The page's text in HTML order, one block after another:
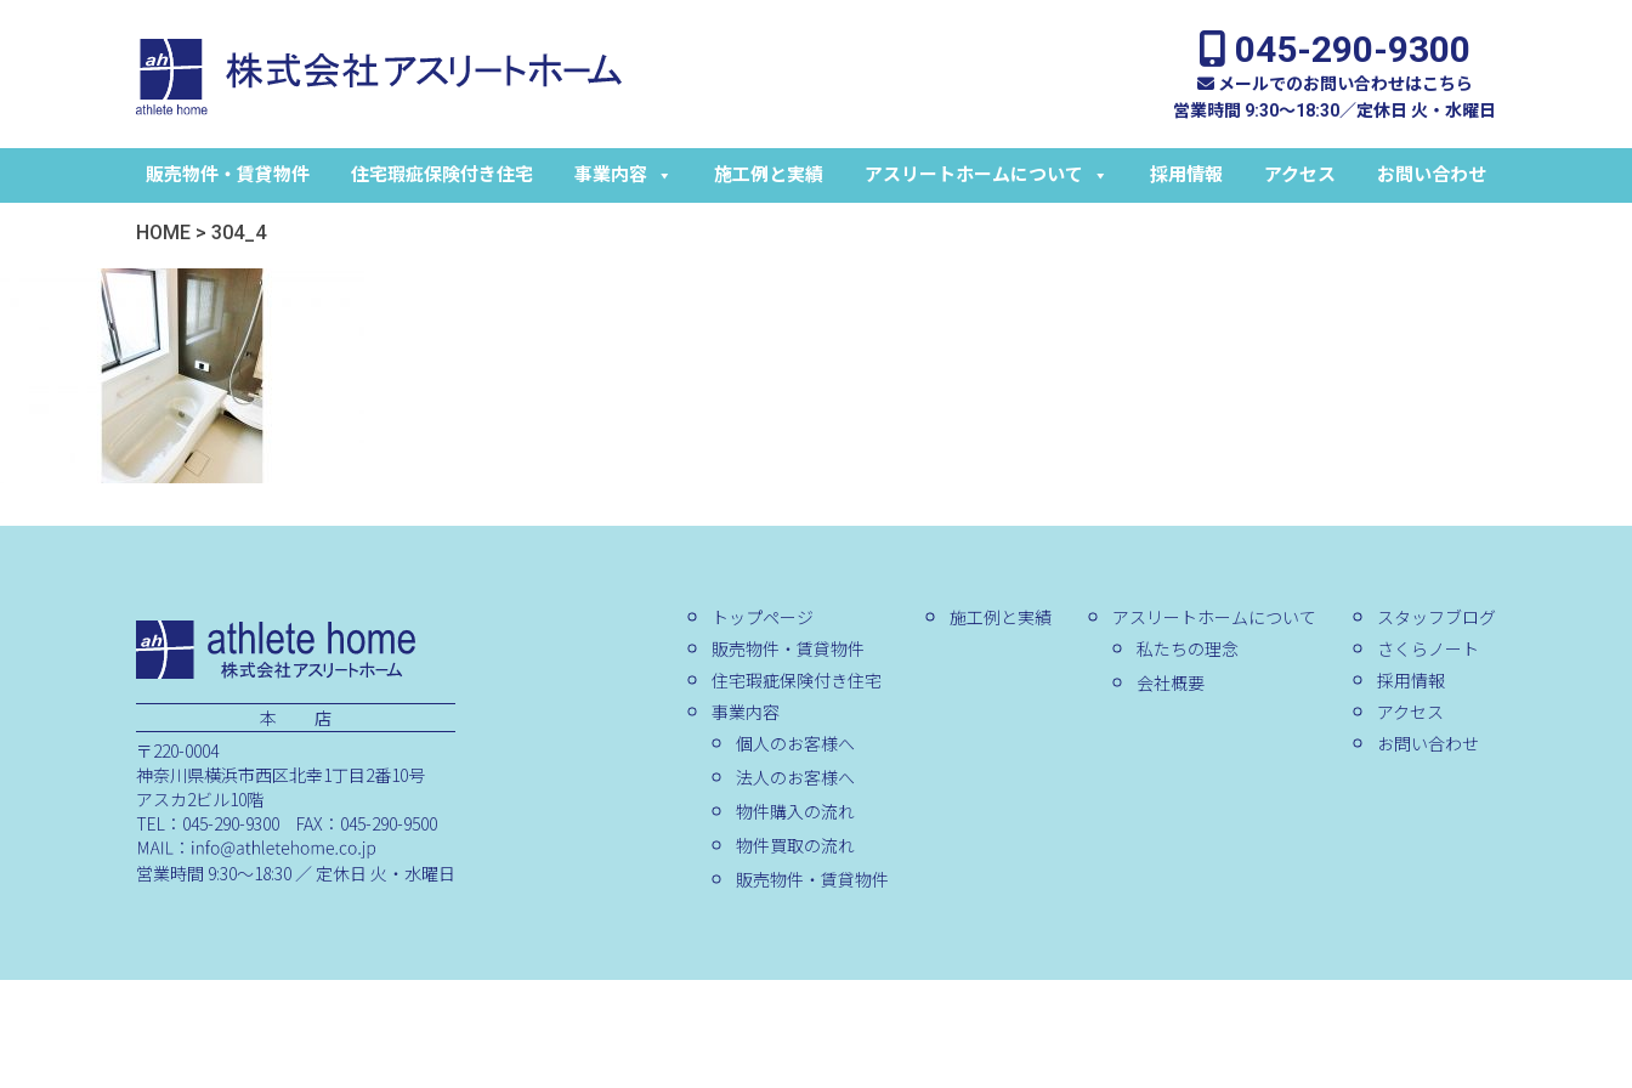
045-290-9300
メールでのお問い合わせはこちら
営業時間 9:30～18:30／定休日 火・水曜日
販売物件・賃貸物件 住宅瑕疵保険付き住宅 事業内容 施工例と実績 アスリートホームについて 採用情報 アクセス お問い合わせ
HOME > 304_4
本 店
〒220-0004
神奈川県横浜市西区北幸1丁目2番10号
アスカ2ビル10階
TEL：045-290-9300 FAX：045-290-9500
営業時間 9:30～18:30 ／ 定休日 火・水曜日
トップページ
販売物件・賃貸物件
住宅瑕疵保険付き住宅
事業内容
個人のお客様へ
法人のお客様へ
物件購入の流れ
物件買取の流れ
販売物件・賃貸物件
施工例と実績
アスリートホームについて
私たちの理念
会社概要
スタッフブログ
さくらノート
採用情報
アクセス
お問い合わせ